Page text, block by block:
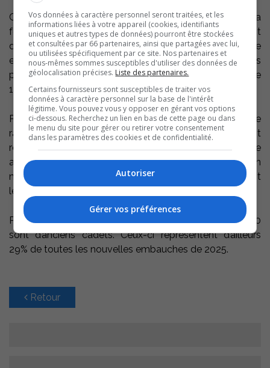
Ce programme se distingue par la qualité de la
formation offerte aux cadets, ainsi que par l’encadrement
dont ils bénéficient tout au long de la saison. C’est une
expérience de travail enrichissante pour les futurs
policiers. La saison des cadets s’étale sur une période de
10 à 12 semaines consécutives.
Plus de 3 000 activités de prévention, de parrainage, de
rapprochement et de proximité avec les citoyens sont
réalisées par les cadets chaque saison estivale. Cette
année sera marquée par le déploiement d’une Opération
nationale en prévention en lien avec les campings dont
les cadets seront des acteurs clés.
Parmi les policiers de la Sûreté du Québec, plus de 550
sont d’anciens cadets. Ceux-ci représentent d’ailleurs
29% de toutes les nouvelles embauches de 2025.
Retour
Vos données à caractère personnel seront traitées, et les
informations liées à votre appareil (cookies, identifiants
uniques et autres types de données) pourront être stockées
et consultées par 66 partenaires, ainsi que partagées avec lui,
ou utilisées spécifiquement par ce site. Nos partenaires et
nous-mêmes sommes susceptibles d'utiliser des données de
géolocalisation précises. Liste des partenaires.
Certains fournisseurs sont susceptibles de traiter vos
données à caractère personnel sur la base de l'intérêt
légitime. Vous pouvez vous y opposer en gérant vos options
ci-dessous. Recherchez un lien en bas de cette page ou dans
le menu du site pour gérer ou retirer votre consentement
dans les paramètres des cookies et de confidentialité.
Autoriser
Gérer vos préférences